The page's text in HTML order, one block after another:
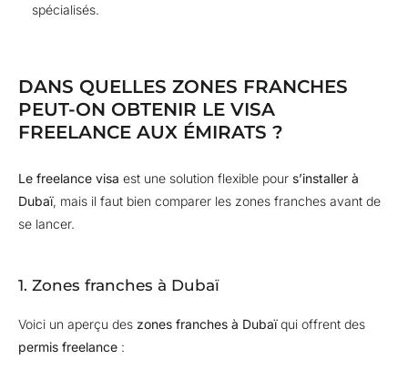
spécialisés.
DANS QUELLES ZONES FRANCHES
PEUT-ON OBTENIR LE VISA
FREELANCE AUX ÉMIRATS ?
Le freelance visa est une solution flexible pour s’installer à
Dubaï, mais il faut bien comparer les zones franches avant de
se lancer.
1. Zones franches à Dubaï
Voici un aperçu des zones franches à Dubaïqui offrent des
permis freelance :